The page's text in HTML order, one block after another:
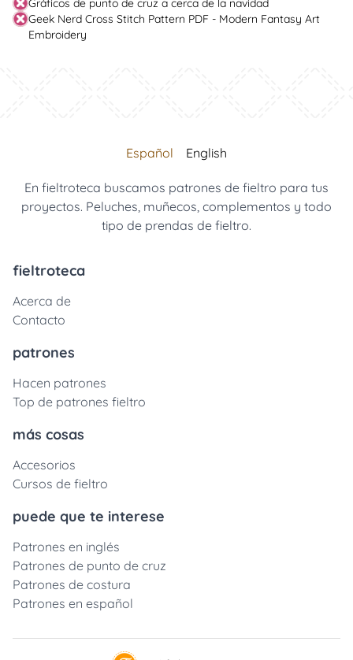
Gráficos de punto de cruz a cerca de la navidad
Geek Nerd Cross Stitch Pattern PDF - Modern Fantasy Art
Embroidery
Español English
En fieltroteca buscamos patrones de fieltro para tus
proyectos. Peluches, muñecos, complementos y todo
tipo de prendas de fieltro.
fieltroteca
Acerca de
Contacto
patrones
Hacen patrones
Top de patrones fieltro
más cosas
Accesorios
Cursos de fieltro
puede que te interese
Patrones en inglés
Patrones de punto de cruz
Patrones de costura
Patrones en español